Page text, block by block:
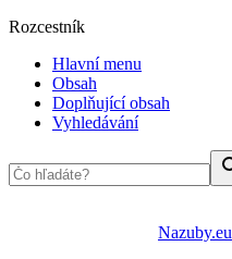
Rozcestník
Hlavní menu
Obsah
Doplňující obsah
Vyhledávání
Nazuby.eu